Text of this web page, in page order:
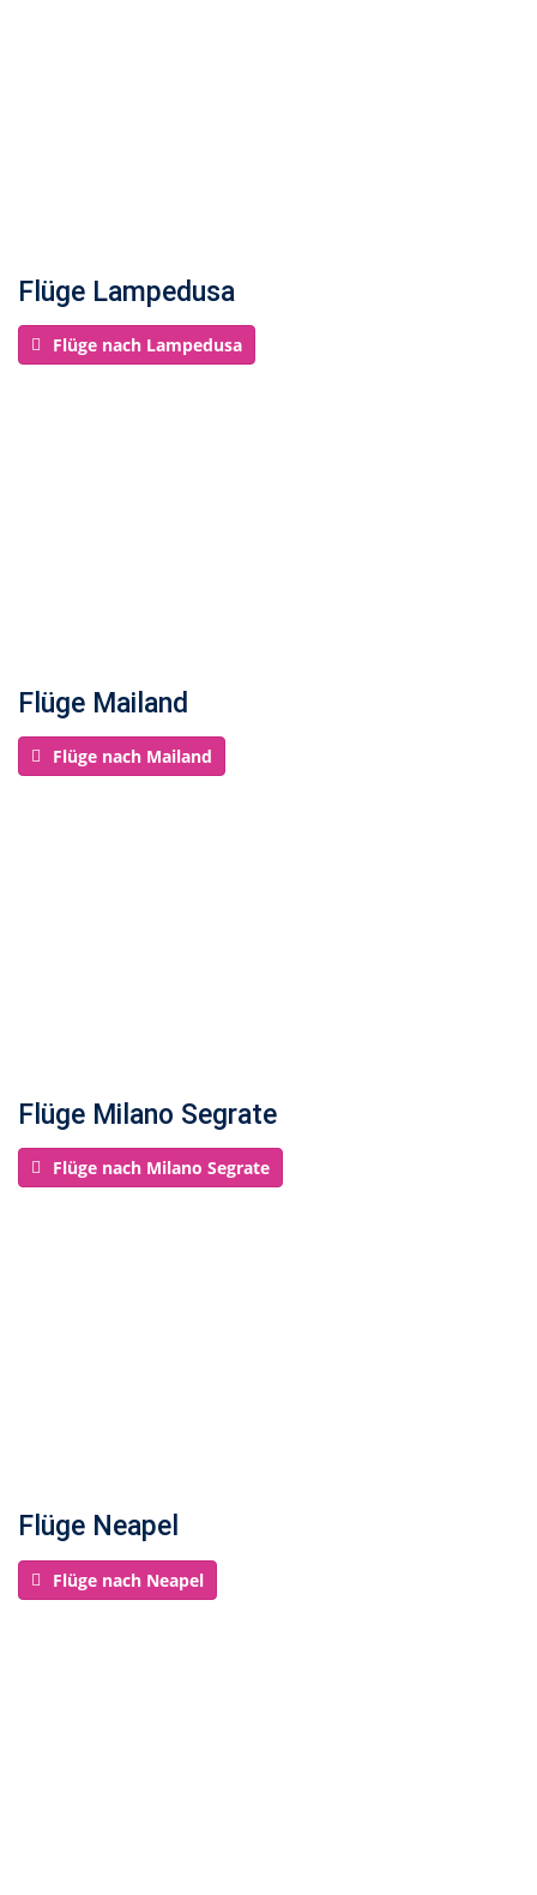
Flüge Lampedusa
Flüge nach Lampedusa
Flüge Mailand
Flüge nach Mailand
Flüge Milano Segrate
Flüge nach Milano Segrate
Flüge Neapel
Flüge nach Neapel